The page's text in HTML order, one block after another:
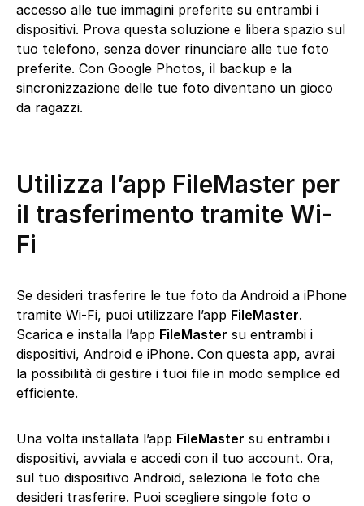
accesso alle tue immagini preferite su entrambi i
dispositivi. Prova questa soluzione e libera spazio sul
tuo telefono, senza dover rinunciare alle tue foto
preferite. Con Google Photos, il backup e la
sincronizzazione delle tue foto diventano un gioco
da ragazzi.
Utilizza l’app FileMaster per
il trasferimento tramite Wi-
Fi
Se desideri trasferire le tue foto da Android a iPhone
tramite Wi-Fi, puoi utilizzare l’app FileMaster.
Scarica e installa l’app FileMaster su entrambi i
dispositivi, Android e iPhone. Con questa app, avrai
la possibilità di gestire i tuoi file in modo semplice ed
efficiente.
Una volta installata l’app FileMaster su entrambi i
dispositivi, avviala e accedi con il tuo account. Ora,
sul tuo dispositivo Android, seleziona le foto che
desideri trasferire. Puoi scegliere singole foto o